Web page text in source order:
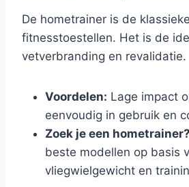
De hometrainer is de
fitnesstoestellen. Het is de
vetverbranding en revalidatie.
Voordelen: Lage impact
eenvoudig in gebruik en
Zoek je een hometrainer?
beste modellen op basis
vliegwielgewicht en